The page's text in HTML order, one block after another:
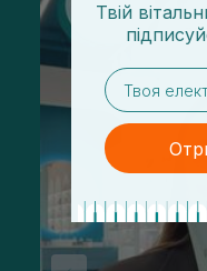
Твій
email